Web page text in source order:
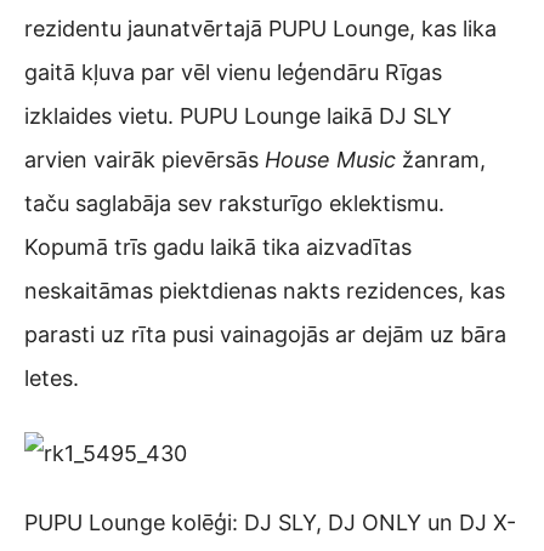
rezidentu jaunatvērtajā PUPU Lounge, kas lika
gaitā kļuva par vēl vienu leģendāru Rīgas
izklaides vietu. PUPU Lounge laikā DJ SLY
arvien vairāk pievērsās House Music žanram,
taču saglabāja sev raksturīgo eklektismu.
Kopumā trīs gadu laikā tika aizvadītas
neskaitāmas piektdienas nakts rezidences, kas
parasti uz rīta pusi vainagojās ar dejām uz bāra
letes.
PUPU Lounge kolēģi: DJ SLY, DJ ONLY un DJ X-